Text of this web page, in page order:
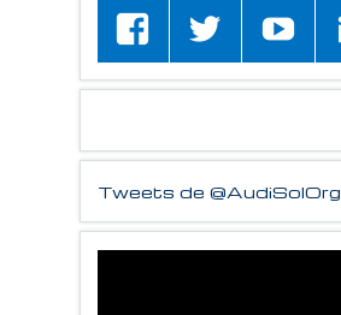
Tweets de @AudiSolOrg